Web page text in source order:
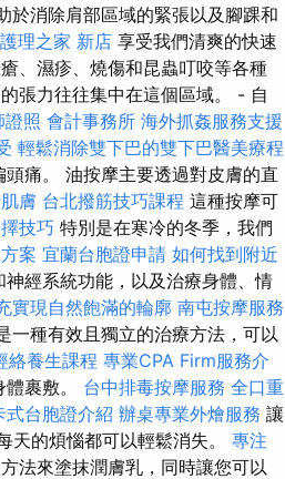
於消除肩部區域的緊張以及腳踝和
護理之家 新店 享受我們清爽的快速
、濕疹、燒傷和昆蟲叮咬等各種
張力往往集中在這個區域。 - 自
證照 會計事務所 海外抓姦服務支援
輕鬆消除雙下巴的雙下巴醫美療程
痛。 油按摩主要透過對皮膚的直
膚 台北撥筋技巧課程 這種按摩可
技巧 特別是在寒冷的冬季，我們
案 宜蘭台胞證申請 如何找到附近
經系統功能，以及治療身體、情
實現自然飽滿的輪廓 南屯按摩服務
一種有效且獨立的治療方法，可以
絡養生課程 專業CPA Firm服務介
裹敷。 台中排毒按摩服務 全口重
式台胞證介紹 辦桌專業外燴服務 讓
天的煩惱都可以輕鬆消失。 專注
法來塗抹潤膚乳，同時讓您可以